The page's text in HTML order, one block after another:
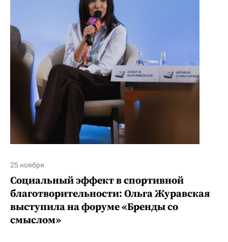
25 ноября
Социальный эффект в спортивной
благотворительности: Ольга Журавская
выступила на форуме «Бренды со
смыслом»